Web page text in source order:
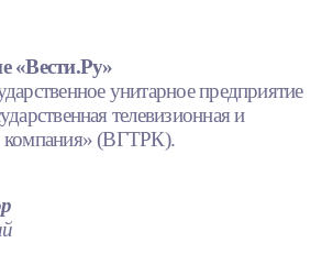
«Вести.Ру»
унитарное предприятие
телевизионная и
компания» (ВГТРК).